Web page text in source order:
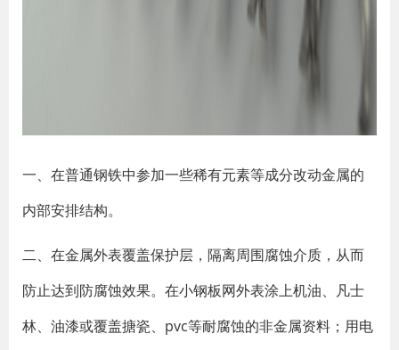
一、在普通钢铁中参加一些稀有元素等成分改动金属的
内部安排结构。
二、在金属外表覆盖保护层，隔离周围腐蚀介质，从而
防止达到防腐蚀效果。在小钢板网外表涂上机油、凡士
林、油漆或覆盖搪瓷、pvc等耐腐蚀的非金属资料；用电